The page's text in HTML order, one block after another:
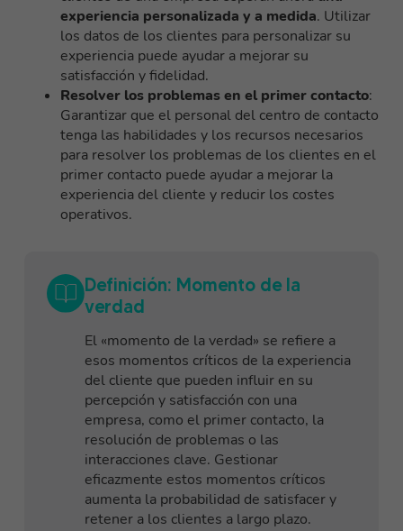
experiencia personalizada y a medida. Utilizar
los datos de los clientes para personalizar su
experiencia puede ayudar a mejorar su
satisfacción y fidelidad.
Resolver los problemas en el primer contacto:
Garantizar que el personal del centro de contacto
tenga las habilidades y los recursos necesarios
para resolver los problemas de los clientes en el
primer contacto puede ayudar a mejorar la
experiencia del cliente y reducir los costes
operativos.
Definición: Momento de la
verdad
El «momento de la verdad» se refiere a
esos momentos críticos de la experiencia
del cliente que pueden influir en su
percepción y satisfacción con una
empresa, como el primer contacto, la
resolución de problemas o las
interacciones clave. Gestionar
eficazmente estos momentos críticos
aumenta la probabilidad de satisfacer y
retener a los clientes a largo plazo.